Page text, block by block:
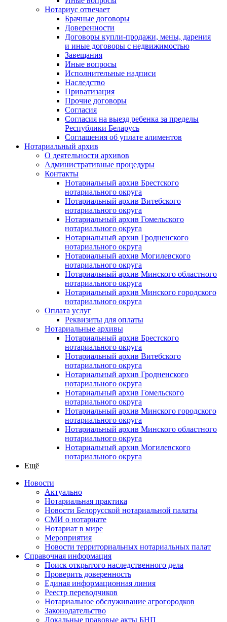
Нотариус отвечает
Брачные договоры
Доверенности
Договоры купли-продажи, мены, дарения
и иные договоры с недвижимостью
Завещания
Иные вопросы
Исполнительные надписи
Наследство
Приватизация
Прочие договоры
Согласия
Согласия на выезд ребенка за пределы
Республики Беларусь
Соглашения об уплате алиментов
Нотариальный архив
О деятельности архивов
Административные процедуры
Контакты
Нотариальный архив Брестского
нотариального округа
Нотариальный архив Витебского
нотариального округа
Нотариальный архив Гомельского
нотариального округа
Нотариальный архив Гродненского
нотариального округа
Нотариальный архив Могилевского
нотариального округа
Нотариальный архив Минского областного
нотариального округа
Нотариальный архив Минского городского
нотариального округа
Оплата услуг
Реквизиты для оплаты
Нотариальные архивы
Нотариальный архив Брестского
нотариального округа
Нотариальный архив Витебского
нотариального округа
Нотариальный архив Гродненского
нотариального округа
Нотариальный архив Гомельского
нотариального округа
Нотариальный архив Минского городского
нотариального округа
Нотариальный архив Минского областного
нотариального округа
Нотариальный архив Могилевского
нотариального округа
Ещё
Новости
Актуально
Нотариальная практика
Новости Белорусской нотариальной палаты
СМИ о нотариате
Нотариат в мире
Мероприятия
Новости территориальных нотариальных палат
Справочная информация
Поиск открытого наследственного дела
Проверить доверенность
Единая информационная линия
Реестр переводчиков
Нотариальное обслуживание агрогородков
Законодательство
Локальные правовые акты БНП